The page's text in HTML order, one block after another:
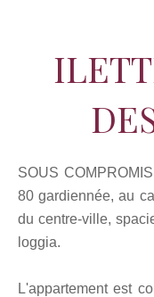
SOUS
80 gardiennée, au
du centre-ville,
loggia.
L'appartement est